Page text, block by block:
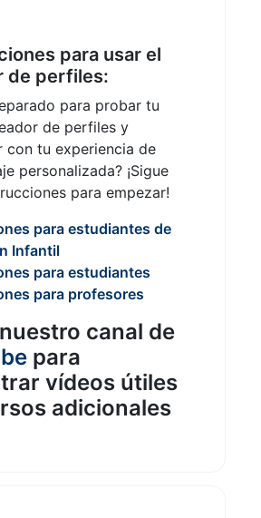
para usar el
de perfiles:
para probar tu
de perfiles y
con tu experiencia de
personalizada? ¡Sigue
para empezar!
para estudiantes de
Infantil
para estudiantes
para profesores
canal de
para
vídeos útiles
adicionales